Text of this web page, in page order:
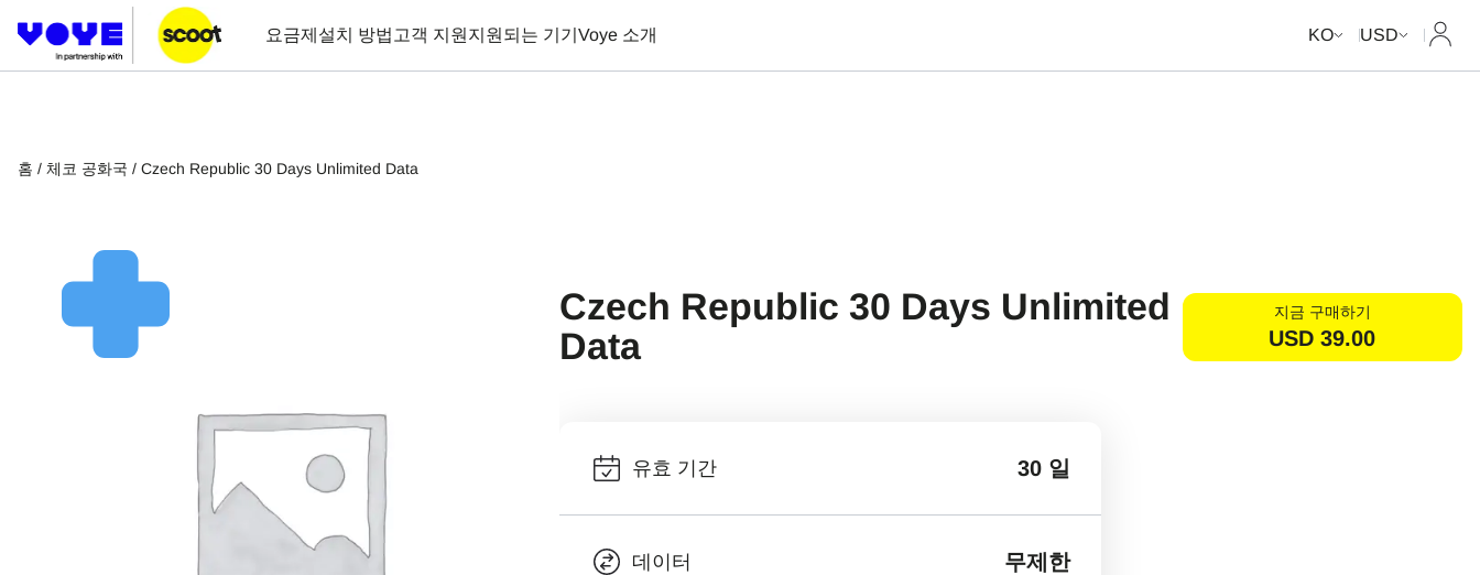
요금제 설치 방법 고객 지원 지원되는 기기 Voye 소개 KO USD 내 계
홈 / 체코 공화국 / Czech Republic 30 Days Unlimited Data
Czech Republic 30 Days Unlimited
Data
지금 구매하기
USD 39.00
유효 기간 30 일
데이터 무제한